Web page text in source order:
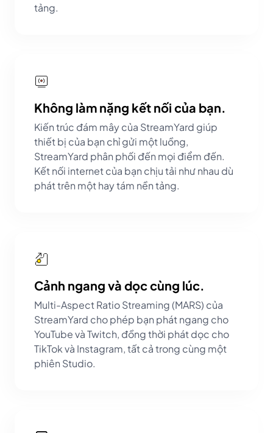
tảng.
Không làm nặng kết nối của bạn.
Kiến trúc đám mây của StreamYard giúp
thiết bị của bạn chỉ gửi một luồng,
StreamYard phân phối đến mọi điểm đến.
Kết nối internet của bạn chịu tải như nhau dù
phát trên một hay tám nền tảng.
Cảnh ngang và dọc cùng lúc.
Multi-Aspect Ratio Streaming (MARS) của
StreamYard cho phép bạn phát ngang cho
YouTube và Twitch, đồng thời phát dọc cho
TikTok và Instagram, tất cả trong cùng một
phiên Studio.